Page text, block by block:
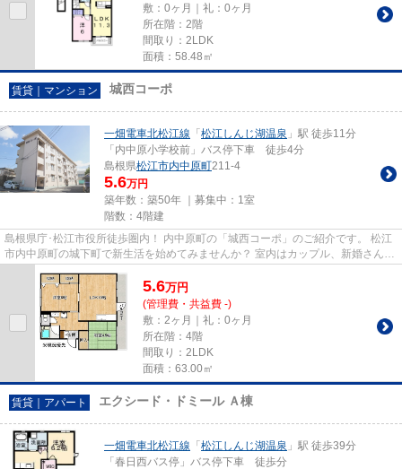
敷：0ヶ月｜礼：0ヶ月
所在階：2階
間取り：2LDK
面積：58.48㎡
賃貸｜マンション 城西コーポ
一畑電車北松江線 「 松江しんじ湖温泉 」駅 徒歩11分
「内中原小学校前」バス停下車 徒歩4分
島根県松江市内中原町211-4
5.6万円
築年数：築50年 ｜募集中： 1室
階数：4階建
島根県庁･松江市役所徒歩圏内！ 内中原町の「城西コーポ」のご紹介です。 松江
市内中原町の城下町で新生活を始めてみませんか？ 室内はカップル、新婚さんに
5.6万円
(管理費・共益費 -)
敷：2ヶ月｜礼：0ヶ月
所在階：4階
間取り：2LDK
面積：63.00㎡
賃貸｜アパート エクシード・ドミール Ａ棟
一畑電車北松江線 「 松江しんじ湖温泉 」駅 徒歩39分
「春日西バス停」バス停下車 徒歩分